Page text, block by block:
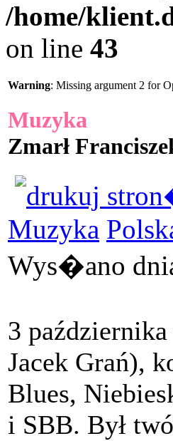
/home/
on line 43
Warning: Missing argument 2 for
Muzyka
Zmarł
Muzyka
Wys�ano
3
Jacek Grań),
Blues,
i SBB. Był